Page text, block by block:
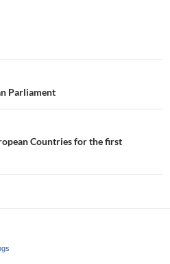
Parliament
Countries for the first